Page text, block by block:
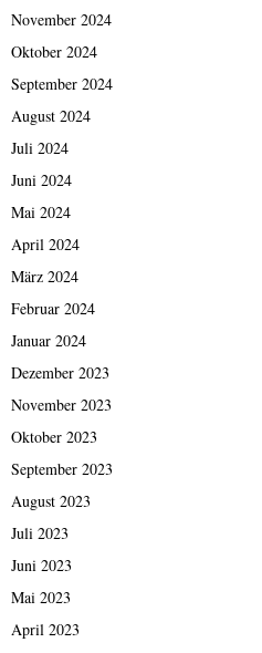
November 2024
Oktober 2024
September 2024
August 2024
Juli 2024
Juni 2024
Mai 2024
April 2024
März 2024
Februar 2024
Januar 2024
Dezember 2023
November 2023
Oktober 2023
September 2023
August 2023
Juli 2023
Juni 2023
Mai 2023
April 2023